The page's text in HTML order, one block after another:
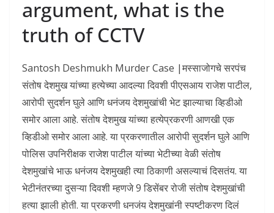
argument, what is the
truth of CCTV
Santosh Deshmukh Murder Case |मस्साजोगचे सरपंच
संतोष देशमुख यांच्या हत्येच्या आदल्या दिवशी पीएसआय राजेश पाटील,
आरोपी सुदर्शन घुले आणि धनंजय देशमुखांची भेट झाल्याचा व्हिडीओ
समोर आला आहे. संतोष देशमुख यांच्या हत्येप्रकरणी आणखी एक
व्हिडीओ समोर आला आहे. या प्रकरणातील आरोपी सुदर्शन घुले आणि
पोलिस उपनिरीक्षक राजेश पाटील यांच्या भेटीच्या वेळी संतोष
देशमुखांचे भाऊ धनंजय देशमुखही त्या ठिकाणी असल्याचं दिसतंय. या
भेटीनंतरच्या दुसऱ्या दिवशी म्हणजे 9 डिसेंबर रोजी संतोष देशमुखांची
हत्या झाली होती. या प्रकरणी धनजंय देशमुखांनी स्पष्टीकरण दिलं